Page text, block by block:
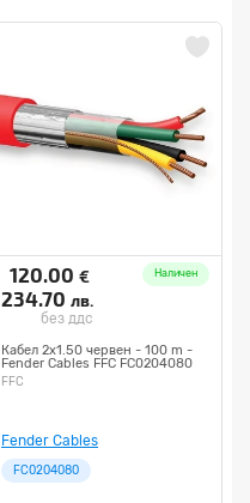
120.00 €
234.70 лв.
без ддс
Наличен
Кабел 2х1.50 червен - 100 m -
Fender Cables FFC FC0204080
FFC
Fender Cables
FC0204080